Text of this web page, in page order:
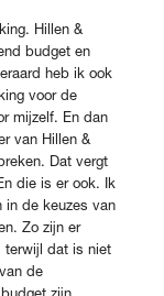
Hillen &
budget en
heb ik ook
voor de
mijzelf. En dan
van Hillen &
Dat vergt
die is er ook. Ik
in de keuzes van
Zo zijn er
terwijl dat is niet
de